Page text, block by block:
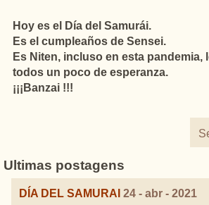
Hoy es el Día del Samurái.
Es el cumpleaños de Sensei.
Es Niten, incluso en esta pandemia,
todos un poco de esperanza.
¡¡¡Banzai !!!
Ultimas postagens
DÍA DEL SAMURAI 24 - abr - 2021